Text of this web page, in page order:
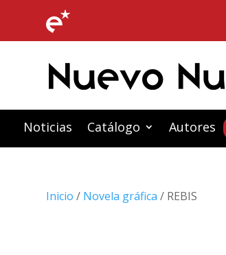
Noticias Catálogo Autores
Inicio / Novela gráfica / REBIS